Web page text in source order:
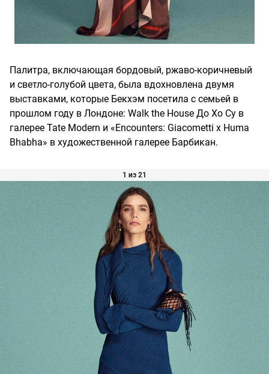
Палитра, включающая бордовый, ржаво-коричневый
и светло-голубой цвета, была вдохновлена ​​двумя
выставками, которые Бекхэм посетила с семьей в
прошлом году в Лондоне: Walk the House До Хо Су в
галерее Tate Modern и «Encounters: Giacometti x Huma
Bhabha» в художественной галерее Барбикан.
1 из 21